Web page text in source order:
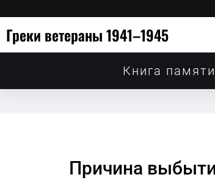
Греки ветераны 1941–1945
Книга
Причина